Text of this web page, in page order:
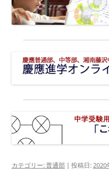
カテゴリー:普通部 | 投稿日:2020